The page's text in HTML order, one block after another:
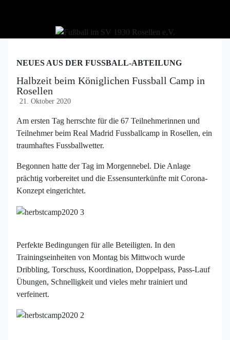
NEUES AUS DER FUSSBALL-ABTEILUNG
Halbzeit beim Königlichen Fussball Camp in
Rosellen
21. Oktober 2020
Am ersten Tag herrschte für die 67 Teilnehmerinnen und
Teilnehmer beim Real Madrid Fussballcamp in Rosellen, ein
traumhaftes Fussballwetter.
Begonnen hatte der Tag im Morgennebel. Die Anlage
prächtig vorbereitet und die Essensunterkünfte mit Corona-
Konzept eingerichtet.
Perfekte Bedingungen für alle Beteiligten. In den
Trainingseinheiten von Montag bis Mittwoch wurde
Dribbling, Torschuss, Koordination, Doppelpass, Pass-Lauf
Übungen, Schnelligkeit und vieles mehr trainiert und
verfeinert.